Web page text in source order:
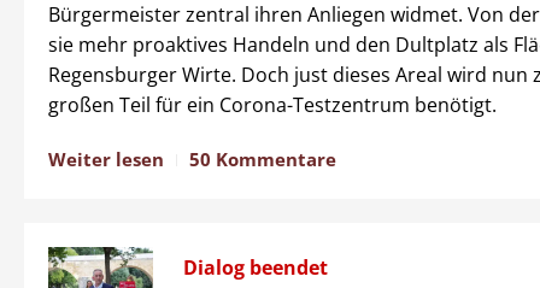
Bürgermeister zentral ihren Anliegen widmet. Von
sie mehr proaktives Handeln und den Dultplatz als
Regensburger Wirte. Doch just dieses Areal wird nun
großen Teil für ein Corona-Testzentrum benötigt.
Weiter lesen 50 Kommentare
Dialog beendet